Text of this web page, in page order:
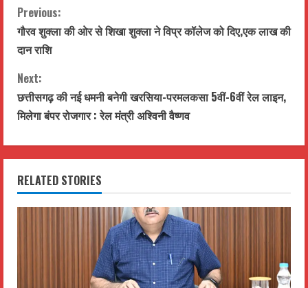
C
o
n
t
n
u
e
Previous:
गौरव शुक्ला की ओर से शिखा शुक्ला ने विप्र कॉलेज को दिए,एक लाख की
दान राशि
Next:
छत्तीसगढ़ की नई धमनी बनेगी खरसिया-परमलकसा 5वीं-6वीं रेल लाइन,
मिलेगा बंपर रोजगार : रेल मंत्री अश्विनी वैष्णव
RELATED STORIES